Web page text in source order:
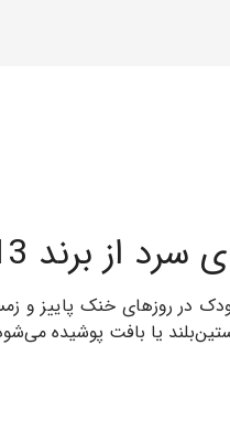
از برند 313
شده تا کودک در روزهای خنک
یا بافت پوشیده